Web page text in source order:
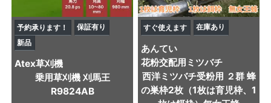
予約承ります！
保証有り
新品
Atex草刈機
乗用草刈機 刈馬王
R9824AB
すぐ使えます 在庫あり
あんてい
花粉交配用ミツバチ
西洋ミツバチ受粉用 ２群 蜂
の巣枠2枚（1枚は育児枠、1